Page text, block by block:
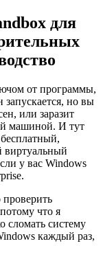
для
от программы,
но вы
или заразит
машиной. И тут
виртуальный
у вас Windows
что я
сломать систему
каждый раз,